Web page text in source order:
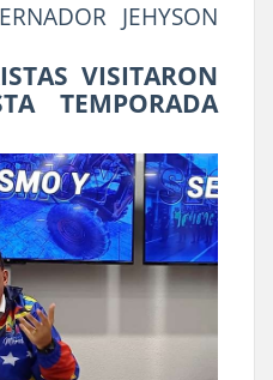
JEHYSON
VISITARON
TEMPORADA